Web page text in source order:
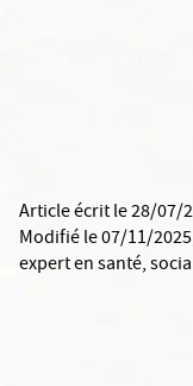
Article écrit le 28/07/
Modifié le 07/11/2025
expert en santé,